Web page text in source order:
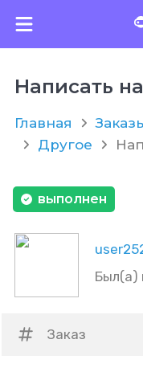
Написать
Главная
Другое
Был(а)
выполнен
Заказ